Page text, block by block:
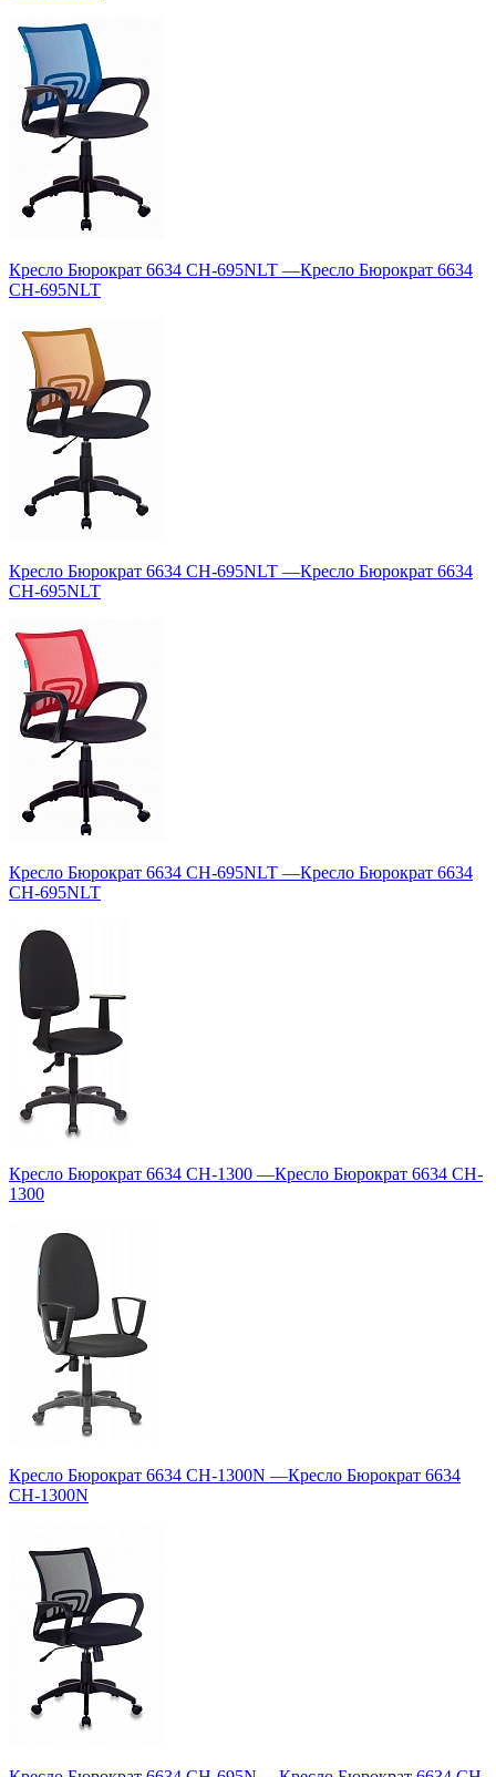
Кресло Бюрократ 6634 CH-695NLT —Кресло Бюрократ 6634
CH-695NLT
Кресло Бюрократ 6634 CH-695NLT —Кресло Бюрократ 6634
CH-695NLT
Кресло Бюрократ 6634 CH-695NLT —Кресло Бюрократ 6634
CH-695NLT
Кресло Бюрократ 6634 CH-1300 —Кресло Бюрократ 6634 CH-
1300
Кресло Бюрократ 6634 CH-1300N —Кресло Бюрократ 6634
CH-1300N